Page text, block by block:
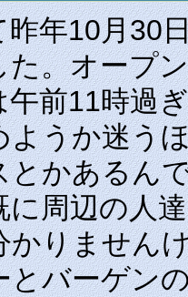
昨年10月30
た。オープ
前11時過
ようか迷う
とかあるん
に周辺の人
かりません
とバーゲン